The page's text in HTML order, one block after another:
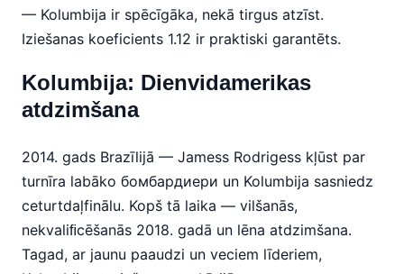
— Kolumbija ir spēcīgāka, nekā tirgus atzīst.
Iziešanas koeficients 1.12 ir praktiski garantēts.
Kolumbija: Dienvidamerikas
atdzimšana
2014. gads Brazīlijā — Jamess Rodrigess kļūst par
turnīra labāko бомбардиери un Kolumbija sasniedz
ceturtdaļfinālu. Kopš tā laika — vilšanās,
nekvaliﬁcēšanās 2018. gadā un lēna atdzimšana.
Tagad, ar jaunu paaudzi un veciem līderiem,